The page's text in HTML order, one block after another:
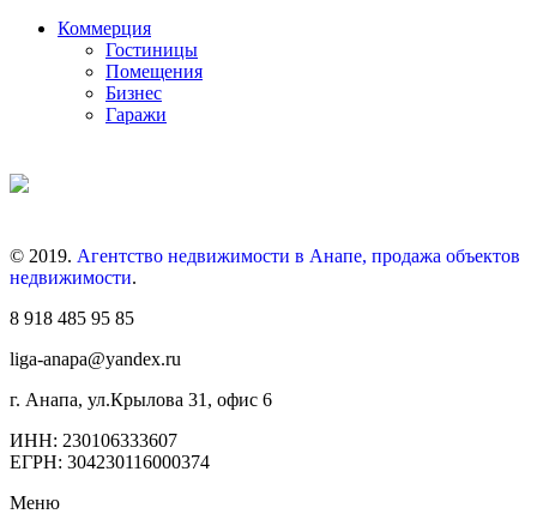
Коммерция
Гостиницы
Помещения
Бизнес
Гаражи
© 2019. Агентство недвижимости в Анапе, продажа объектов
недвижимости.
8 918 485 95 85
liga-anapa@yandex.ru
г. Анапа, ул.Крылова 31, офис 6
ИНН: 230106333607
ЕГРН: 304230116000374
Меню